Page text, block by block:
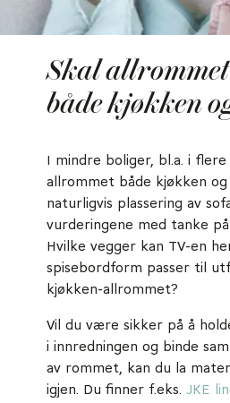
Skal
både kjøkken
I mindre boliger, bl.a. i
allrommet både kjøkken og
naturligvis plassering av
vurderingene med tanke
Hvilke vegger kan TV-en
spisebordform passer til
kjøkken-allrommet?
Vil du være sikker på å
i innredningen og binde
av rommet, kan du la
igjen. Du finner f.eks. JKE